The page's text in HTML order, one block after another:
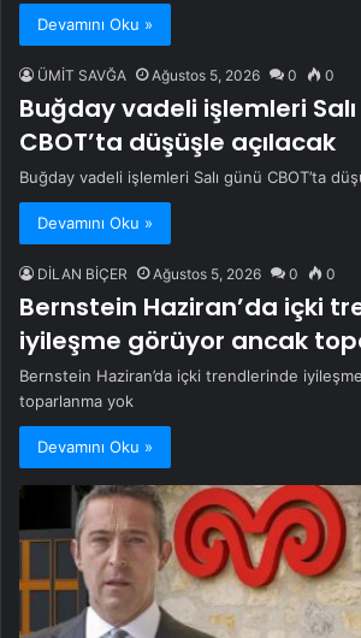
Devamını Oku »
ÜMİT SAVĞA Ağustos 5, 2026 0 0
Buğday vadeli işlemleri
CBOT’ta düşüşle açılacak
Buğday vadeli işlemleri Salı günü CBOT’ta
Devamını Oku »
DİLAN BİÇER Ağustos 5, 2026 0 0
Bernstein Haziran’da içki
iyileşme görüyor ancak
Bernstein Haziran’da içki trendlerinde
toparlanma yok
Devamını Oku »